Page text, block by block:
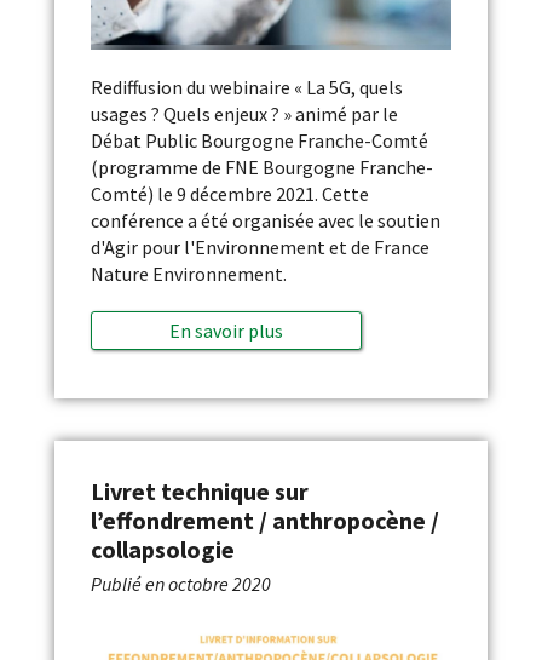
Rediffusion du webinaire « La 5G, quels
usages ? Quels enjeux ? » animé par le
Débat Public Bourgogne Franche-Comté
(programme de FNE Bourgogne Franche-
Comté) le 9 décembre 2021. Cette
conférence a été organisée avec le soutien
d'Agir pour l'Environnement et de France
Nature Environnement.
En savoir plus
Livret technique sur
l’effondrement / anthropocène /
collapsologie
Publié enoctobre 2020